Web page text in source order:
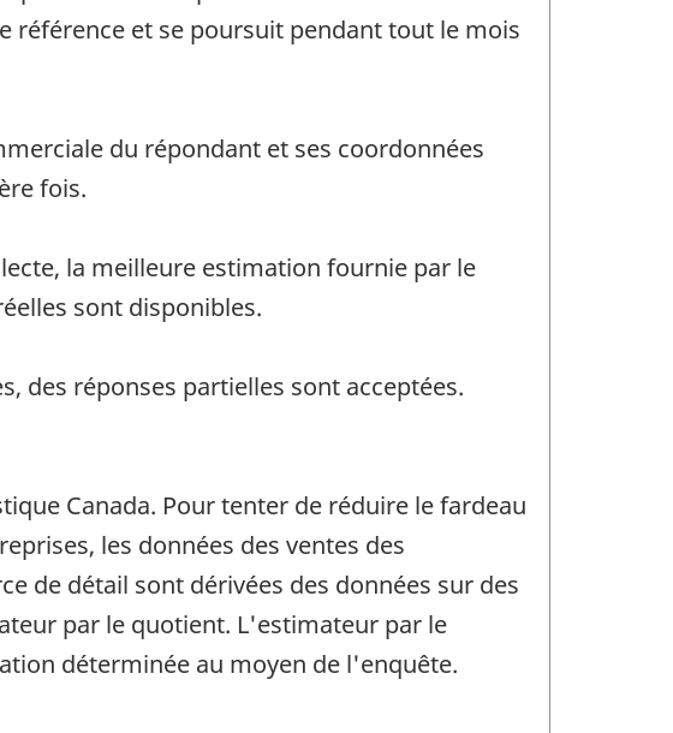
référence et se poursuit pendant tout le mois
du répondant et ses coordonnées
fois.
la meilleure estimation fournie par le
sont disponibles.
des réponses partielles sont acceptées.
Canada. Pour tenter de réduire le fardeau
les données des ventes des
de détail sont dérivées des données sur des
par le quotient. L'estimateur par le
déterminée au moyen de l'enquête.